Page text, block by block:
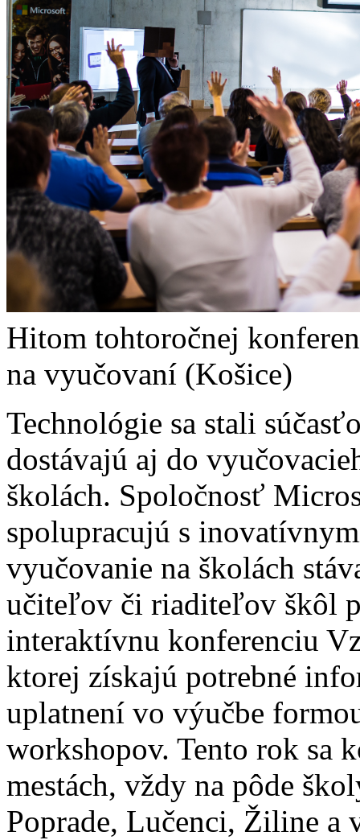
Hitom tohtoročnej
na vyučovaní (Košice)
Technológie sa stali
dostávajú aj do
školách. Spoločnosť
spolupracujú s
vyučovanie na školách
učiteľov či riaditeľov škôl
interaktívnu konferenciu
ktorej získajú potrebné
uplatnení vo výučbe
workshopov. Tento rok sa
mestách, vždy na pôde
Poprade, Lučenci, Žiline a